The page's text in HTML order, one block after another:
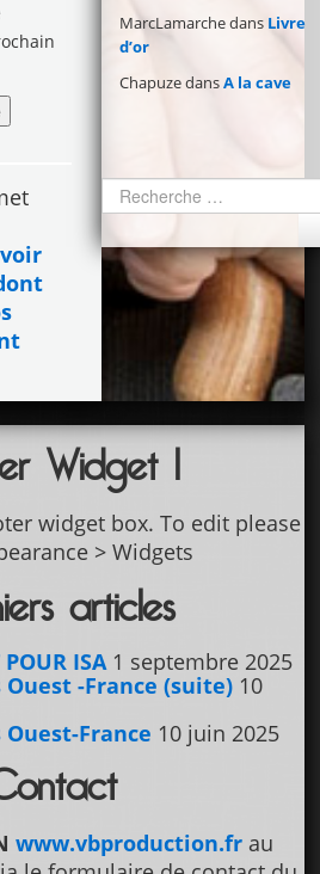
MarcLamarchedans Livre
d’or
ChapuzedansA la cave
Widget 1
widget box. To edit please
> Widgets
articles
ISA 1 septembre 2025
-France (suite) 10
France 10 juin 2025
www.vbproduction.frau